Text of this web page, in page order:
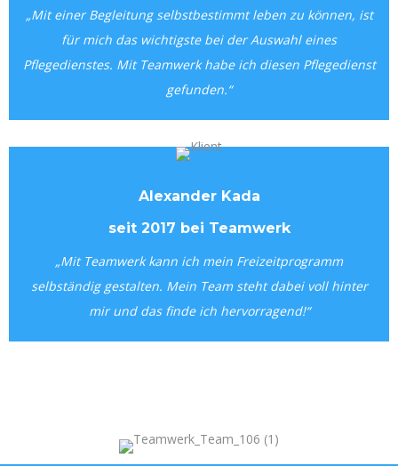
„Mit einer Begleitung selbstbestimmt leben zu können, ist
für mich das wichtigste bei der Auswahl eines
Pflegedienstes. Mit Teamwerk habe ich diesen Pflegedienst
gefunden.“
Alexander Kada
seit 2017 bei Teamwerk
„Mit Teamwerk kann ich mein Freizeitprogramm
selbständig gestalten. Mein Team steht dabei voll hinter
mir und das finde ich hervorragend!“